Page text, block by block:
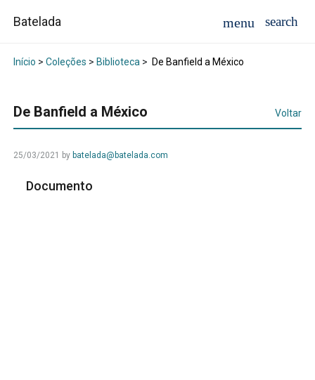
Batelada
Início > Coleções > Biblioteca> De Banfield a México
De Banfield a México Voltar
25/03/2021 by batelada@batelada.com
Documento